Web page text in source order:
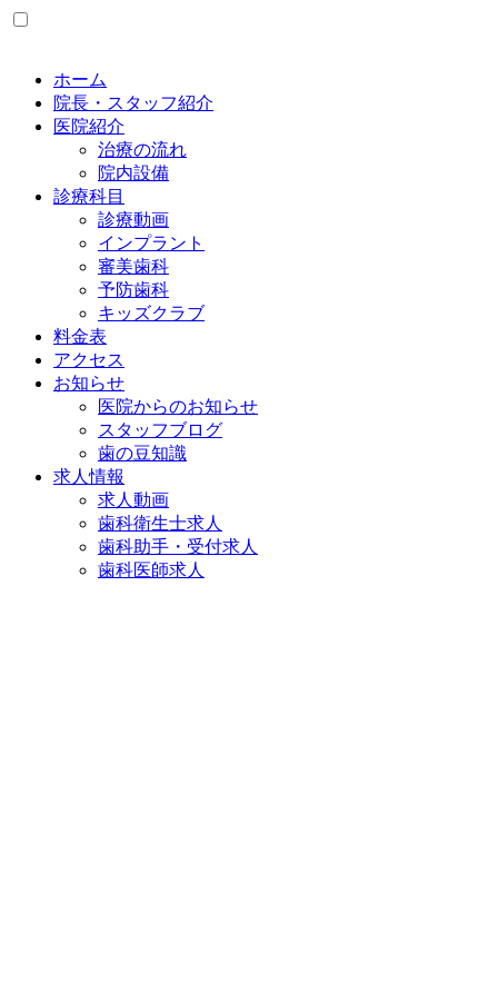
ホーム
院長・スタッフ紹介
医院紹介
治療の流れ
院内設備
診療科目
診療動画
インプラント
審美歯科
予防歯科
キッズクラブ
料金表
アクセス
お知らせ
医院からのお知らせ
スタッフブログ
歯の豆知識
求人情報
求人動画
歯科衛生士求人
歯科助手・受付求人
歯科医師求人